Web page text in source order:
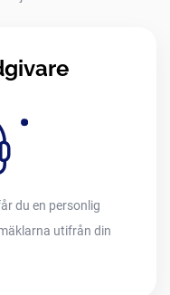
du en personlig
utifrån din